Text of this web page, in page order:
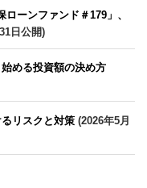
ーンファンド＃179」、
日公開)
める投資額の決め方
リスクと対策 (2026年5月